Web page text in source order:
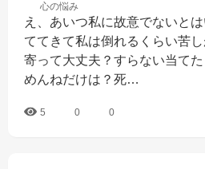
心の悩み
え、あいつ私に故意でないと
ててきて私は倒れるくらい苦
寄って大丈夫？すらない当て
めんねだけは？死…
5 0 0